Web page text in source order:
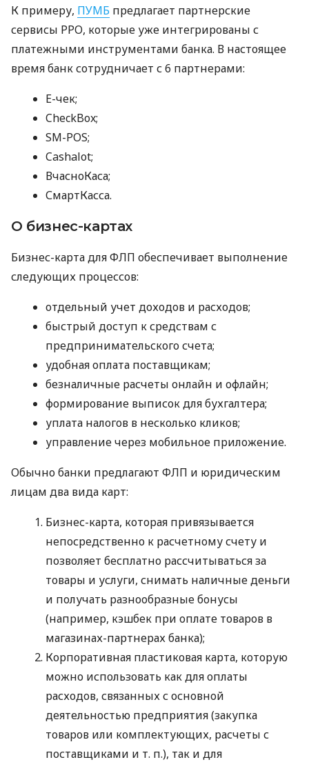
К примеру, ПУМБ предлагает партнерские
сервисы РРО, которые уже интегрированы с
платежными инструментами банка. В настоящее
время банк сотрудничает с 6 партнерами:
E-чек;
CheckBox;
SM-POS;
Cashalot;
ВчасноКаса;
СмартКасса.
О бизнес-картах
Бизнес-карта для ФЛП обеспечивает выполнение
следующих процессов:
отдельный учет доходов и расходов;
быстрый доступ к средствам с
предпринимательского счета;
удобная оплата поставщикам;
безналичные расчеты онлайн и офлайн;
формирование выписок для бухгалтера;
уплата налогов в несколько кликов;
управление через мобильное приложение.
Обычно банки предлагают ФЛП и юридическим
лицам два вида карт:
Бизнес-карта, которая привязывается
непосредственно к расчетному счету и
позволяет бесплатно рассчитываться за
товары и услуги, снимать наличные деньги
и получать разнообразные бонусы
(например, кэшбек при оплате товаров в
магазинах-партнерах банка);
Корпоративная пластиковая карта, которую
можно использовать как для оплаты
расходов, связанных с основной
деятельностью предприятия (закупка
товаров или комплектующих, расчеты с
поставщиками и т. п.), так и для